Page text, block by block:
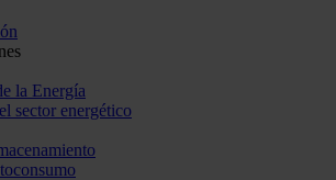
la Energía
sector energético